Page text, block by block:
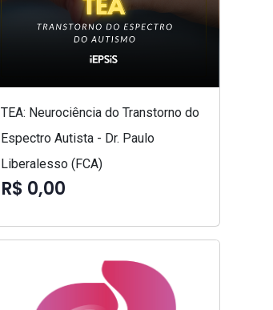
TEA: Neurociência do Transtorno do
Espectro Autista - Dr. Paulo
Liberalesso (FCA)
R$ 0,00